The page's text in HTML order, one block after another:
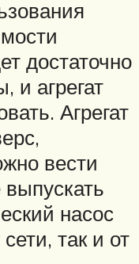
достаточно
и агрегат
Агрегат
вести
выпускать
насос
так и от